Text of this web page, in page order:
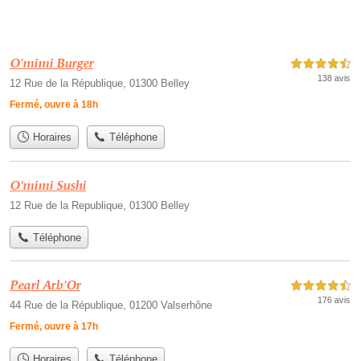
O'mimi Burger
12 Rue de la République, 01300 Belley
Fermé, ouvre à 18h
4,5 étoiles sur 5
138 avis
Horaires Téléphone
O'mimi Sushi
12 Rue de la Republique, 01300 Belley
Téléphone
Pearl Arb'Or
44 Rue de la République, 01200 Valserhône
Fermé, ouvre à 17h
4,5 étoiles sur 5
176 avis